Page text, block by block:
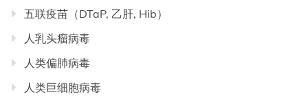
五联疫苗（DTaP, 乙肝, Hib）
人乳头瘤病毒
人类偏肺病毒
人类巨细胞病毒